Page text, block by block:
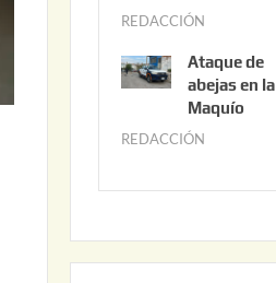
0
2
6
REDACCIÓN
n
i
0
2
Ataque de
abejas en la
Maquío
REDACCIÓN
y